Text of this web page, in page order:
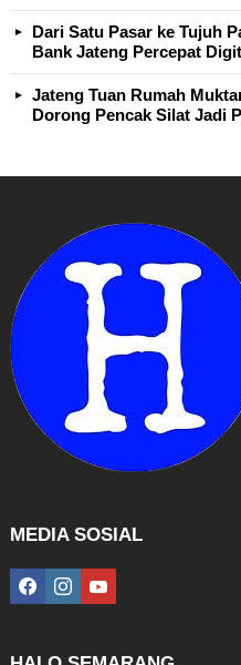
Dari Satu Pasar ke Tujuh
Bank Jateng Percepat
Jateng Tuan Rumah
Dorong Pencak Silat Jadi
MEDIA SOSIAL
facebookinstagramyoutube